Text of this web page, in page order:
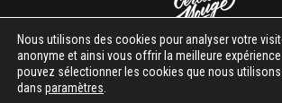
Cercle Rouge Store|Mentions légales |C.G.V|
© 2018-2026
Nous utilisons des cookies pour analyser votre
anonyme et ainsi vous offrir la meilleure
pouvez sélectionner les cookies que nous
dans paramètres